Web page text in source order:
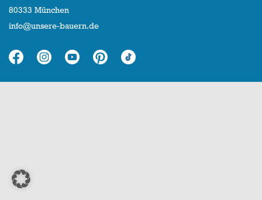
80333 München
info@unsere-bauern.de